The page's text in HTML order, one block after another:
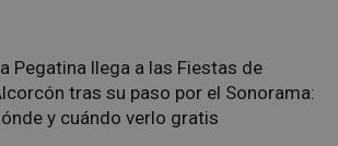
Pegatina llega a las Fiestas de
tras su paso por el Sonorama:
y cuándo verlo gratis
Spotify Inc.
.spotify.com